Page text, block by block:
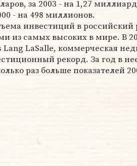
за 2003 - на 1,27
- на 498 миллионов.
инвестиций в
из самых высоких в мире. В
LaSalle, коммерческая
рекорд. За год в
раз больше показателей